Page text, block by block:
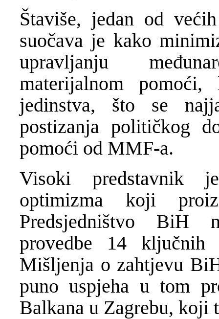
Štaviše, jedan od
suočava je kako
upravljanju
materijalnom
jedinstva, što se
postizanja političkog
pomoći od MMF-a.
Visoki predstavnik
optimizma koji
Predsjedništvo BiH
provedbe 14 ključnih
Mišljenja o zahtjevu
puno uspjeha u tom
Balkana u Zagrebu, koji